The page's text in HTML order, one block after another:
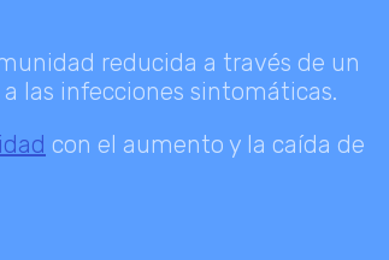
reducida a través de un
las infecciones sintomáticas.
con el aumento y la caída de